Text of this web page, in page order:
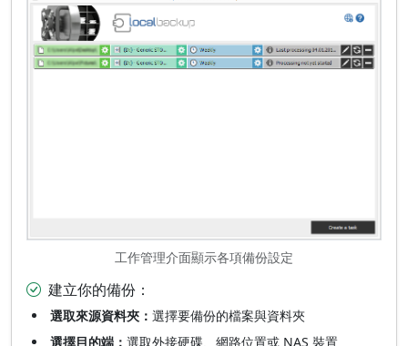
工作管理介面顯示各項備份設定
建立你的備份：
選取來源資料夾： 選擇要備份的檔案與資料夾
選擇目的端： 選取外接硬碟、網路位置或 NAS 裝置